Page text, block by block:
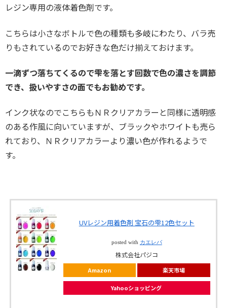
レジン専用の液体着色剤です。
こちらは小さなボトルで色の種類も多岐にわたり、バラ売
りもされているのでお好きな色だけ揃えておけます。
一滴ずつ落ちてくるので雫を落とす回数で色の濃さを調節
でき、扱いやすさの面でもお勧めです。
インク状なのでこちらもＮＲクリアカラーと同様に透明感
のある作風に向いていますが、ブラックやホワイトも売ら
れており、ＮＲクリアカラーより濃い色が作れるようで
す。
UVレジン用着色剤 宝石の雫12色セット
posted with カエレバ
株式会社パジコ
Amazon 楽天市場
Yahooショッピング